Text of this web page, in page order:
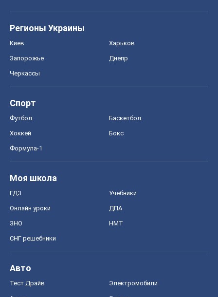
Регионы Украины
Киев Харьков
Запорожье Днепр
Черкассы
Спорт
Футбол Баскетбол
Хоккей Бокс
Формула-1
Моя школа
ГДЗ Учебники
Онлайн уроки ДПА
ЗНО НМТ
СНГ решебники
Авто
Тест Драйв Электромобили